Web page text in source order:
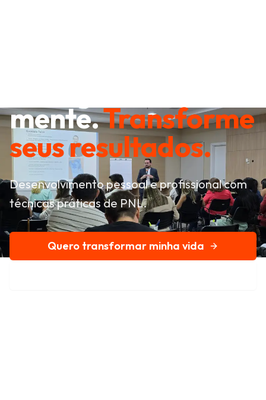
mente.Transforme
seus resultados.
Desenvolvimento pessoal e profissional com
técnicas práticas de PNL.
Quero transformar minha vida